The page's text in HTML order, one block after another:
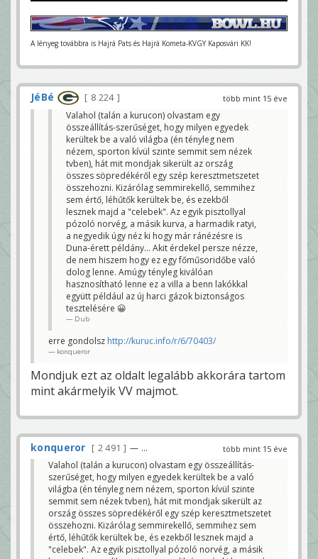
A lényeg továbbra is Hajrá Pats és Hajrá Kometa-KVGY Kaposvári KK!
több mint 15 éve
JéBé
8 224
Valahol (talán a kurucon) olvastam egy
összeállítás-szerűséget, hogy milyen egyedek
kerültek be a való világba (én tényleg nem
nézem, sporton kívül szinte semmit sem nézek
tvben), hát mit mondjak sikerült az ország
összes söpredékéről egy szép keresztmetszetet
összehozni. Kizárólag semmirekellő, semmihez
sem értő, léhűtők kerültek be, és ezekből
lesznek majd a "celebek". Az egyik pisztollyal
pózoló norvég, a másik kurva, a harmadik ratyi,
a negyedik úgy néz ki hogy már ránézésre is
Duna-érett példány... Akit érdekel persze nézze,
de nem hiszem hogy ez egy főműsoridőbe való
dolog lenne. Amúgy tényleg kiválóan
hasznosítható lenne ez a villa a benn lakókkal
együtt például az új harci gázok biztonságos
tesztelésére 😀
Dub
erre gondolszhttp://kuruc.info/r/6/70403/
konqueror
Mondjuk ezt az oldalt legalább akkorára tartom
mint akármelyik VV majmot.
több mint 15 éve
konqueror 2 491 — ...
Valahol (talán a kurucon) olvastam egy összeállítás-
szerűséget, hogy milyen egyedek kerültek be a való
világba (én tényleg nem nézem, sporton kívül szinte
semmit sem nézek tvben), hát mit mondjak sikerült az
ország összes söpredékéről egy szép keresztmetszetet
összehozni. Kizárólag semmirekellő, semmihez sem
értő, léhűtők kerültek be, és ezekből lesznek majd a
"celebek". Az egyik pisztollyal pózoló norvég, a másik